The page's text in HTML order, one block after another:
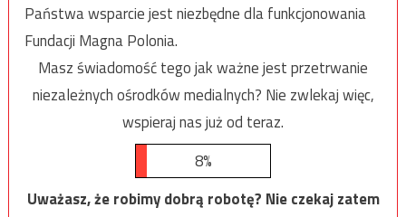
Państwa wsparcie jest niezbędne dla funkcjonowania
Fundacji Magna Polonia.
Masz świadomość tego jak ważne jest przetrwanie
niezależnych ośrodków medialnych? Nie zwlekaj więc,
wspieraj nas już od teraz.
8%
Uważasz, że robimy dobrą robotę? Nie czekaj zatem